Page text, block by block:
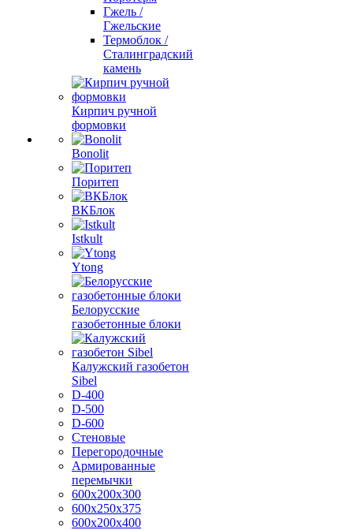
Гжель /
Гжельские
Термоблок /
Сталинградский
камень
Кирпич ручной
формовки
Bonolit
Поритеп
ВКБлок
Istkult
Ytong
Белорусские
газобетонные блоки
Калужский газобетон
Sibel
D-400
D-500
D-600
Стеновые
Перегородочные
Армированные
перемычки
600х200х300
600х250х375
600х200х400